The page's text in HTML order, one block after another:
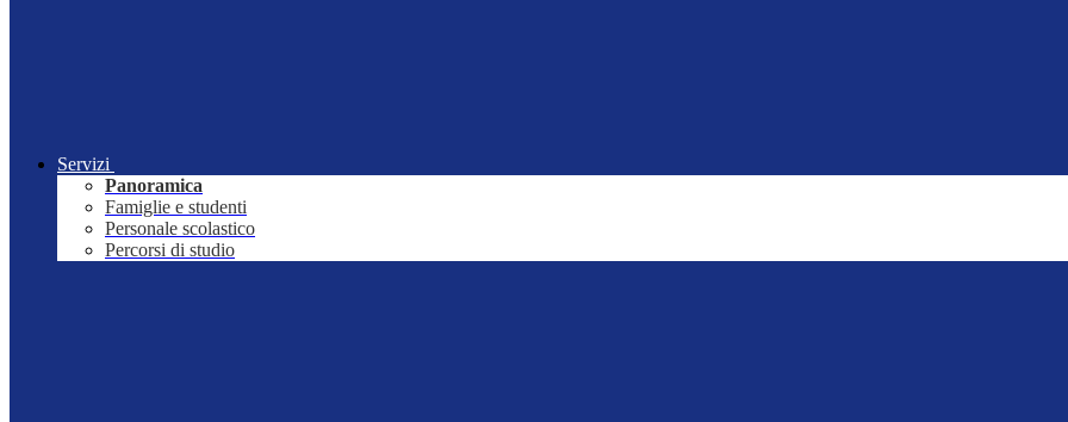
Servizi
Panoramica
Famiglie e studenti
Personale scolastico
Percorsi di studio